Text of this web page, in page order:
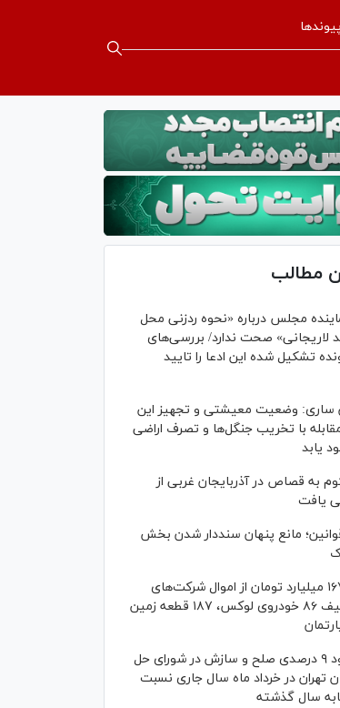
پیوندها
مطالب
مجلس درباره «نحوه ردزنی محل
لاریجانی» صحت ندارد/ بررسی‌های
تشکیل شده این ادعا را تایید
ساری: وضعیت معیشتی و تجهیز این
مقابله با تخریب جنگل‌ها و تصرف اراضی
یابد
به قصاص در آذربایجان‌ غربی از
یافت
مانع پنهان سنددار شدن بخش
تهاتر ۱۶۷۳ میلیارد تومان از اموال شرکت‌های
تراستی/ توقیف ۸۶ خودروی لوکس، ۱۸۷ قطعه زمین
رشد حدود ۹ درصدی صلح و سازش در شورای حل
تهران در خرداد ماه سال جاری نسبت
سال گذشته